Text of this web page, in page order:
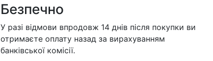
Безпечно
У разі відмови впродовж 14 днів після покупки ви
отримаєте оплату назад за вирахуванням
банківської комісії.